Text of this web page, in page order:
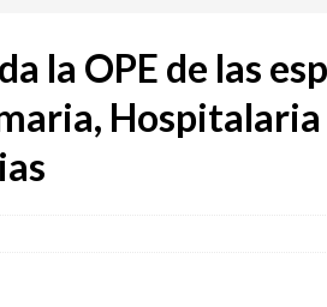
la OPE de las
Hospitalaria